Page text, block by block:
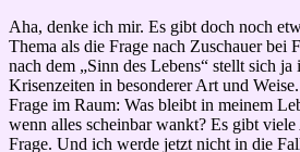
Aha, denke ich mir. Es gibt doch noch
Thema als die Frage nach Zuschauer bei
nach dem „Sinn des Lebens“ stellt sich ja
Krisenzeiten in besonderer Art und
Frage im Raum: Was bleibt in meinem
wenn alles scheinbar wankt? Es gibt
Frage. Und ich werde jetzt nicht in die